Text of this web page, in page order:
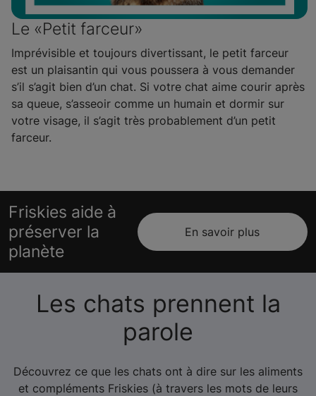
Le «Petit farceur»
Imprévisible et toujours divertissant, le petit farceur
est un plaisantin qui vous poussera à vous demander
s’il s’agit bien d’un chat. Si votre chat aime courir après
sa queue, s’asseoir comme un humain et dormir sur
votre visage, il s’agit très probablement d’un petit
farceur.
Friskies aide à
préserver la
planète
En savoir plus
Les chats prennent la
parole
Découvrez ce que les chats ont à dire sur les aliments
et compléments Friskies (à travers les mots de leurs